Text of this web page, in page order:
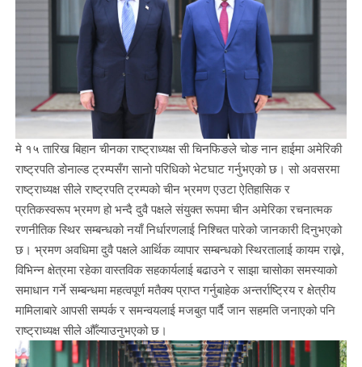
मे १५ तारिख बिहान चीनका राष्ट्राध्यक्ष सी चिनफिङले चोङ नान हाईमा अमेरिकी
राष्ट्रपति डोनाल्ड ट्रम्पसँग सानो परिधिको भेटघाट गर्नुभएको छ। सो अवसरमा
राष्ट्राध्यक्ष सीले राष्ट्रपति ट्रम्पको चीन भ्रमण एउटा ऐतिहासिक र
प्रतिकस्वरूप भ्रमण हो भन्दै दुवै पक्षले संयुक्त रूपमा चीन अमेरिका रचनात्मक
रणनीतिक स्थिर सम्बन्धको नयाँ निर्धारणलाई निश्चित पारेको जानकारी दिनुभएको
छ। भ्रमण अवधिमा दुवै पक्षले आर्थिक व्यापार सम्बन्धको स्थिरतालाई कायम राख्ने,
विभिन्न क्षेत्रमा रहेका वास्तविक सहकार्यलाई बढाउने र साझा चासोका समस्याको
समाधान गर्ने सम्बन्धमा महत्वपूर्ण मतैक्य प्राप्त गर्नुबाहेक अन्तर्राष्ट्रिय र क्षेत्रीय
मामिलाबारे आपसी सम्पर्क र समन्वयलाई मजबुत पार्दै जान सहमति जनाएको पनि
राष्ट्राध्यक्ष सीले औँल्याउनुभएको छ।